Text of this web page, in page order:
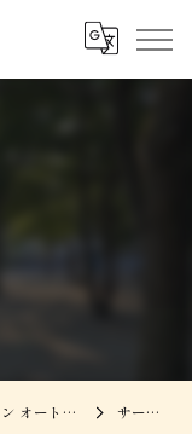
熊本県阿蘇のキャンプ場なら火の国ドッグラン オートキャンプ場 サービス